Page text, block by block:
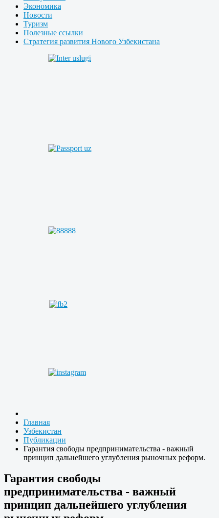
Экономика
Новости
Туризм
Полезные ссылки
Стратегия развития Нового Узбекистана
Главная
Узбекистан
Публикации
Гарантия свободы предпринимательства - важный
принцип дальнейшего углубления рыночных реформ.
Гарантия свободы
предпринимательства - важный
принцип дальнейшего углубления